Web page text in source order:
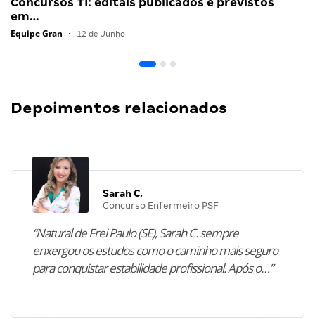
em…
Equipe Gran • 12 de Junho
Depoimentos relacionados
Sarah C.
Concurso Enfermeiro PSF
“Natural de Frei Paulo (SE), Sarah C. sempre
enxergou os estudos como o caminho mais seguro
para conquistar estabilidade profissional. Após o…”